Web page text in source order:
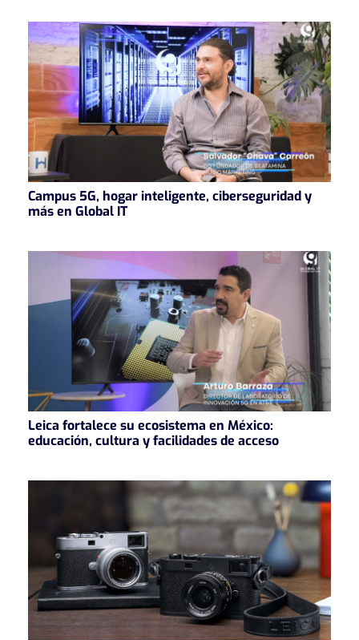
Campus 5G, hogar inteligente, ciberseguridad y
más en Global IT
Leica fortalece su ecosistema en México:
educación, cultura y facilidades de acceso